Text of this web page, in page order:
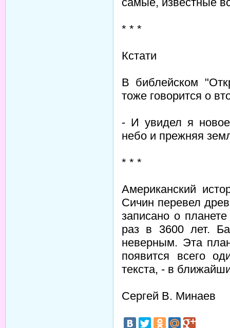
* * *
Кстати
В библейском
тоже говорится о
- И увидел я
небо и прежняя
* * *
Американский
Сичин перевел
записано о
раз в 3600 лет.
неверным. Эта
появится всего
текста, - в
Сергей В. Минаев